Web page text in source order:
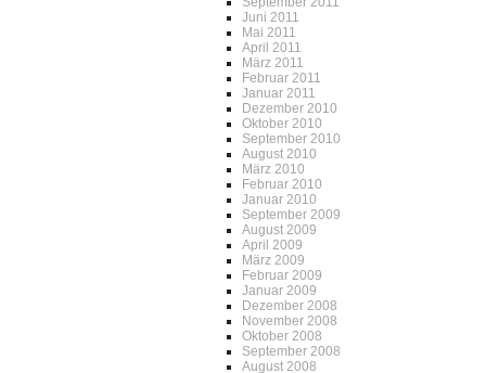
Juni 2011
Mai 2011
April 2011
März 2011
Februar 2011
Januar 2011
Dezember 2010
Oktober 2010
September 2010
August 2010
März 2010
Februar 2010
Januar 2010
September 2009
August 2009
April 2009
März 2009
Februar 2009
Januar 2009
Dezember 2008
November 2008
Oktober 2008
September 2008
August 2008